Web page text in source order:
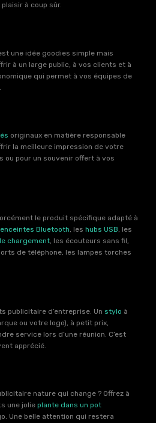
à coup sûr.
une idée goodies simple mais
à un large public, à vos clients et à
qui permet à vos équipes de
originaux en matière responsable
la meilleure impression de votre
ou pour un souvenir offert à vos
le produit spécifique adapté à
enceintes Bluetooth , les hubs USB , les
chargement , les écouteurs sans fil,
de téléphone, les lampes torches
publicitaire d’entreprise. Un stylo à
ou votre logo), à petit prix,
service lors d’une réunion. C’est
apprécié.
nature qui change ? Offrez à
une jolie plante dans un pot
Une belle attention qui restera